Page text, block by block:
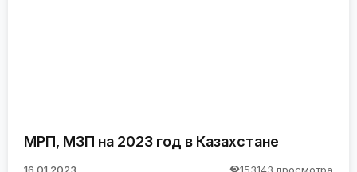
МРП, МЗП на 2023 год в Казахстане
16.01.2023 153143 просмотра